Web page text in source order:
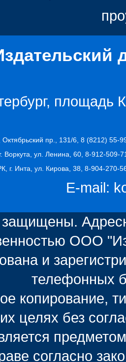
площадь
Октябрьский пр., 131/6, 8 (8212) 55-
Воркута, ул. Ленина, 60, 8-912-509-
г. Инта, ул. Кирова, 38, 8-904-270-
E-mail:
ООО
и
телефонных
копирование,
целях без
согласно